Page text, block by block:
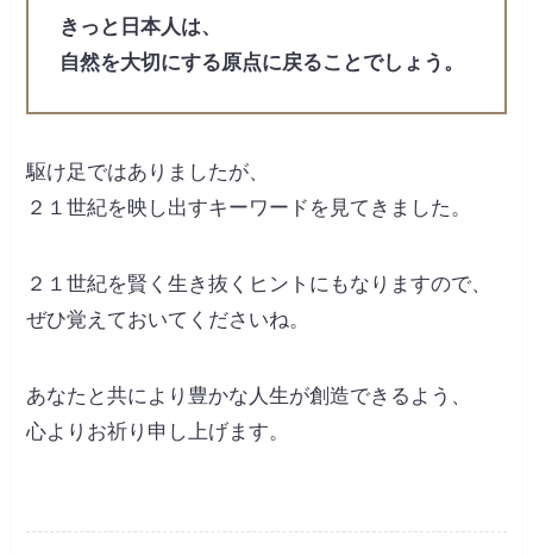
きっと日本人は、
自然を大切にする原点に戻ることでしょう。
駆け足ではありましたが、
２１世紀を映し出すキーワードを見てきました。
２１世紀を賢く生き抜くヒントにもなりますので、
ぜひ覚えておいてくださいね。
あなたと共により豊かな人生が創造できるよう、
心よりお祈り申し上げます。